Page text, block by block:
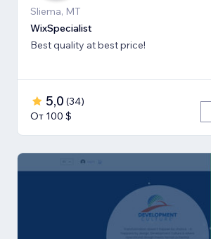
Sliema, MT
WixSpecialist
Best quality at best price!
5,0 (34)
От 100 $